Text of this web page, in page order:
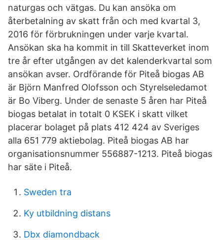
naturgas och vätgas. Du kan ansöka om
återbetalning av skatt från och med kvartal 3,
2016 för förbrukningen under varje kvartal.
Ansökan ska ha kommit in till Skatteverket inom
tre år efter utgången av det kalenderkvartal som
ansökan avser. Ordförande för Piteå biogas AB
är Björn Manfred Olofsson och Styrelseledamot
är Bo Viberg. Under de senaste 5 åren har Piteå
biogas betalat in totalt 0 KSEK i skatt vilket
placerar bolaget på plats 412 424 av Sveriges
alla 651 779 aktiebolag. Piteå biogas AB har
organisationsnummer 556887-1213. Piteå biogas
har säte i Piteå.
Sweden tra
Ky utbildning distans
Dbx diamondback